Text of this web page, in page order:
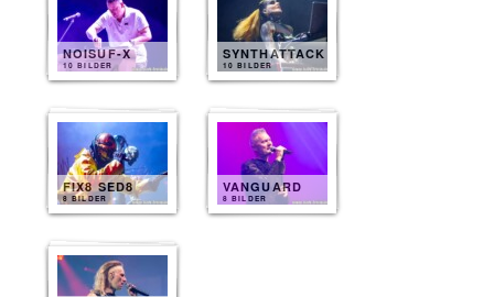
NOISUF-X
10 BILDER
SYNTHATTACK
10 BILDER
FIX8 SED8
8 BILDER
VANGUARD
8 BILDER